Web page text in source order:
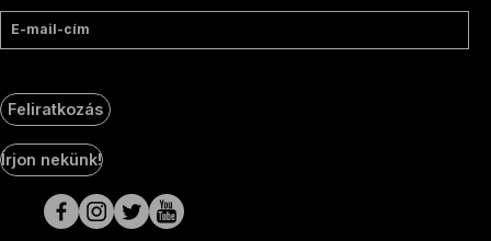
E-mail-cím
Feliratkozás
Social
Media
oldalak
Írjon nekünk!